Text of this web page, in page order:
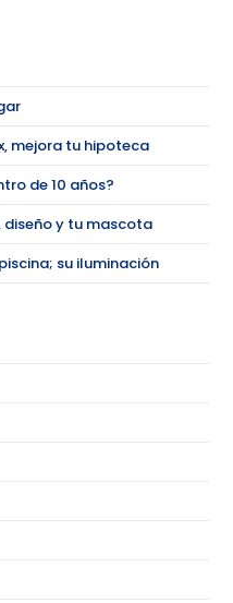
mejora tu hipoteca
de 10 años?
diseño y tu mascota
su iluminación